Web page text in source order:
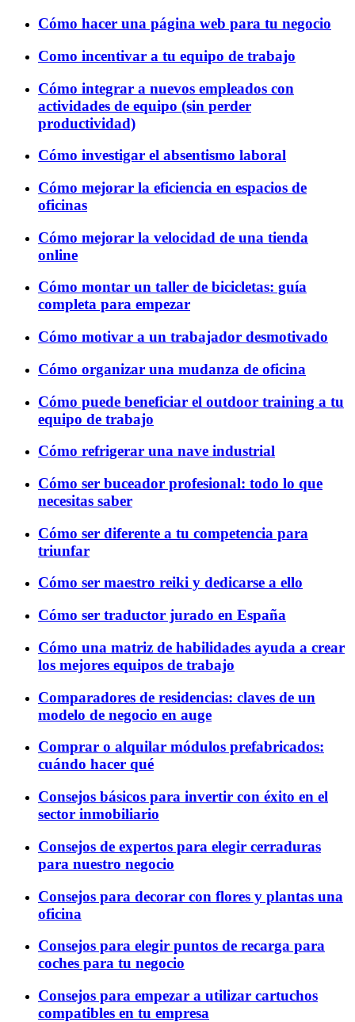
Cómo hacer una página web para tu negocio
Como incentivar a tu equipo de trabajo
Cómo integrar a nuevos empleados con
actividades de equipo (sin perder
productividad)
Cómo investigar el absentismo laboral
Cómo mejorar la eficiencia en espacios de
oficinas
Cómo mejorar la velocidad de una tienda
online
Cómo montar un taller de bicicletas: guía
completa para empezar​
Cómo motivar a un trabajador desmotivado
Cómo organizar una mudanza de oficina
Cómo puede beneficiar el outdoor training a tu
equipo de trabajo
Cómo refrigerar una nave industrial
Cómo ser buceador profesional: todo lo que
necesitas saber
Cómo ser diferente a tu competencia para
triunfar
Cómo ser maestro reiki y dedicarse a ello
Cómo ser traductor jurado en España
Cómo una matriz de habilidades ayuda a crear
los mejores equipos de trabajo
Comparadores de residencias: claves de un
modelo de negocio en auge
Comprar o alquilar módulos prefabricados:
cuándo hacer qué
Consejos básicos para invertir con éxito en el
sector inmobiliario
Consejos de expertos para elegir cerraduras
para nuestro negocio
Consejos para decorar con flores y plantas una
oficina
Consejos para elegir puntos de recarga para
coches para tu negocio
Consejos para empezar a utilizar cartuchos
compatibles en tu empresa